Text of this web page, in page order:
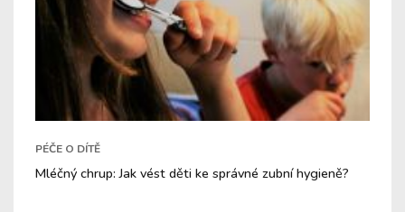
PÉČE O DÍTĚ
Mléčný chrup: Jak vést děti ke správné zubní hygieně?